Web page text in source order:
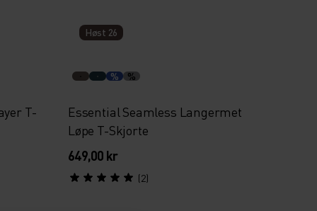
T-
Høst 26
% %
Essential Seamless Langermet
Løpe T-Skjorte
649,00 kr
(2)